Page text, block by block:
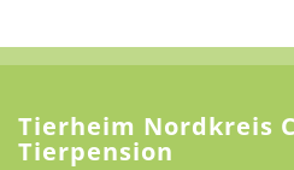
Tierheim Nordkreis
Tierpension